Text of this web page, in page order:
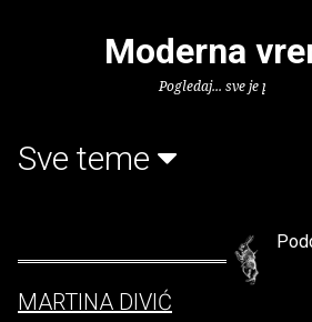
Moderna
Pogledaj... sve je puno
Sve teme
MARTINA DIVIĆ